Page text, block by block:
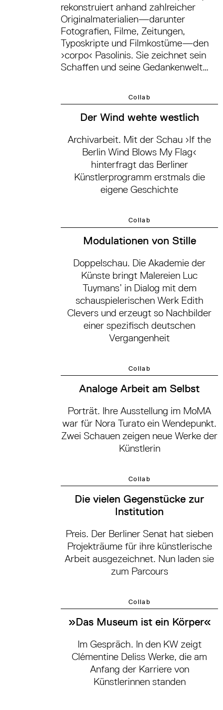
rekonstruiert anhand zahlreicher
Originalmaterialien—darunter
Fotografien, Filme, Zeitungen,
Typoskripte und Filmkostüme—den
›corpo‹ Pasolinis. Sie zeichnet sein
Schaffen und seine Gedankenwelt
Dichters und Denkers in der Pasolini
eigenen, radikalen Diversität und
Regeln und Konventionen.
Collab
Der Wind wehte westlich
Archivarbeit. Mit der Schau ›If the
Berlin Wind Blows My Flag‹
hinterfragt das Berliner
Künstlerprogramm erstmals die
eigene Geschichte
Collab
Modulationen von Stille
Doppelschau. Die Akademie der
Künste bringt Malereien Luc
Tuymans’ in Dialog mit dem
schauspielerischen Werk Edith
Clevers und erzeugt so Nachbilder
einer spezifisch deutschen
Vergangenheit
Collab
Analoge Arbeit am Selbst
Porträt. Ihre Ausstellung im MoMA
war für Nora Turato ein Wendepunkt.
Zwei Schauen zeigen neue Werke der
Künstlerin
Collab
Die vielen Gegenstücke zur
Institution
Preis. Der Berliner Senat hat sieben
Projekträume für ihre künstlerische
Arbeit ausgezeichnet. Nun laden sie
zum Parcours
Collab
»Das Museum ist ein Körper«
Im Gespräch. In den KW zeigt
Clémentine Deliss Werke, die am
Anfang der Karriere von
Künstlerinnen standen